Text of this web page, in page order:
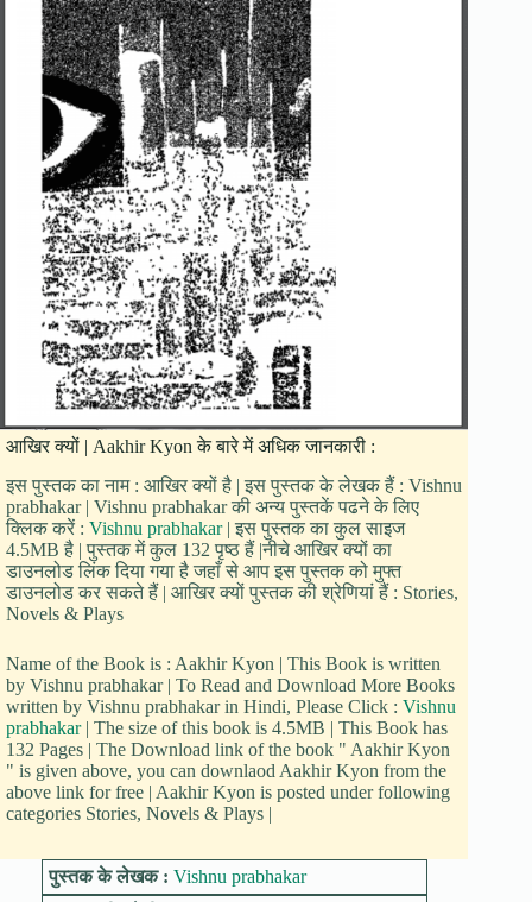
आखिर क्यों | Aakhir Kyon के बारे में अधिक जानकारी :
इस पुस्तक का नाम : आखिर क्यों है | इस पुस्तक के लेखक हैं : Vishnu
prabhakar | Vishnu prabhakar की अन्य पुस्तकें पढने के लिए
क्लिक करें : Vishnu prabhakar| इस पुस्तक का कुल साइज
4.5MB है | पुस्तक में कुल 132 पृष्ठ हैं |नीचे आखिर क्यों का
डाउनलोड लिंक दिया गया है जहाँ से आप इस पुस्तक को मुफ्त
डाउनलोड कर सकते हैं | आखिर क्यों पुस्तक की श्रेणियां हैं : Stories,
Novels & Plays
Name of the Book is : Aakhir Kyon | This Book is written
by Vishnu prabhakar | To Read and Download More Books
written by Vishnu prabhakar in Hindi, Please Click : Vishnu
prabhakar| The size of this book is 4.5MB | This Book has
132 Pages | The Download link of the book " Aakhir Kyon
" is given above, you can downlaod Aakhir Kyon from the
above link for free | Aakhir Kyon is posted under following
categories Stories, Novels & Plays |
पुस्तक के लेखक : Vishnu prabhakar